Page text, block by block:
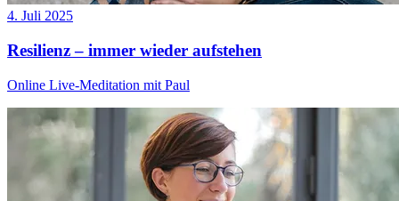
4. Juli 2025
Resilienz – immer wieder aufstehen
Online Live-Meditation mit Paul